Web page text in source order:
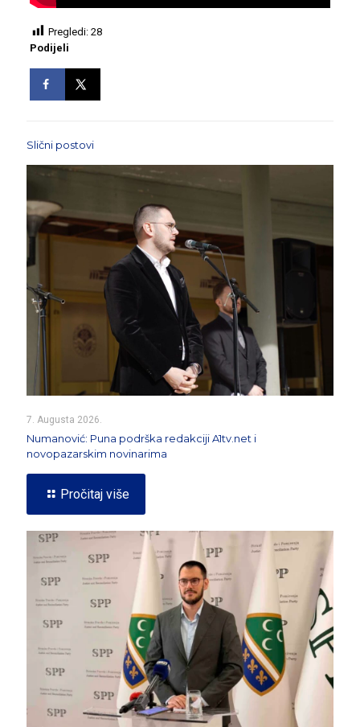
Pregledi: 28
Podijeli
Slični postovi
7. Augusta 2026.
Numanović: Puna podrška redakciji A1tv.net i
novopazarskim novinarima
Pročitaj više